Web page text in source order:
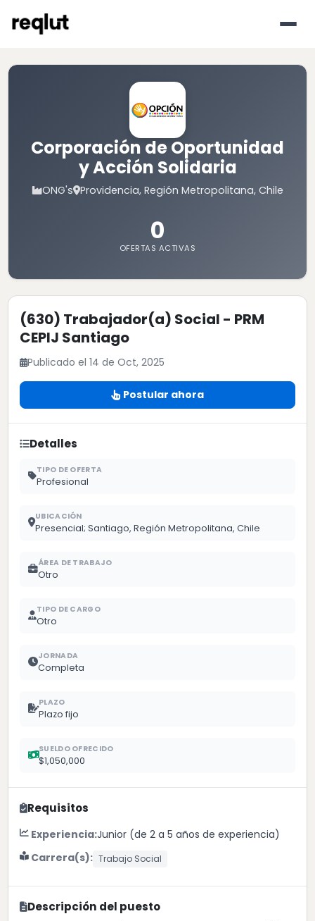
Corporación de Oportunidad
y Acción Solidaria
ONG's Providencia, Región Metropolitana, Chile
0
OFERTAS ACTIVAS
(630) Trabajador(a) Social - PRM
CEPIJ Santiago
Publicado el 14 de Oct, 2025
Postular ahora
Detalles
TIPO DE OFERTA
Profesional
UBICACIÓN
Presencial; Santiago, Región Metropolitana, Chile
ÁREA DE TRABAJO
Otro
TIPO DE CARGO
Otro
JORNADA
Completa
PLAZO
Plazo fijo
SUELDO OFRECIDO
$1,050,000
Requisitos
Experiencia:Junior (de 2 a 5 años de experiencia)
Carrera(s): Trabajo Social
Descripción del puesto